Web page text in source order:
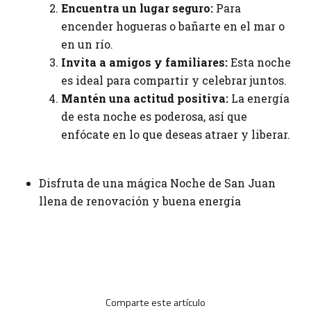
Encuentra un lugar seguro: Para
encender hogueras o bañarte en el mar o
en un río.
Invita a amigos y familiares:Esta noche
es ideal para compartir y celebrar juntos.
Mantén una actitud positiva: La energía
de esta noche es poderosa, así que
enfócate en lo que deseas atraer y liberar.
Disfruta de una mágica Noche de San Juan
llena de renovación y buena energía
Comparte este artículo